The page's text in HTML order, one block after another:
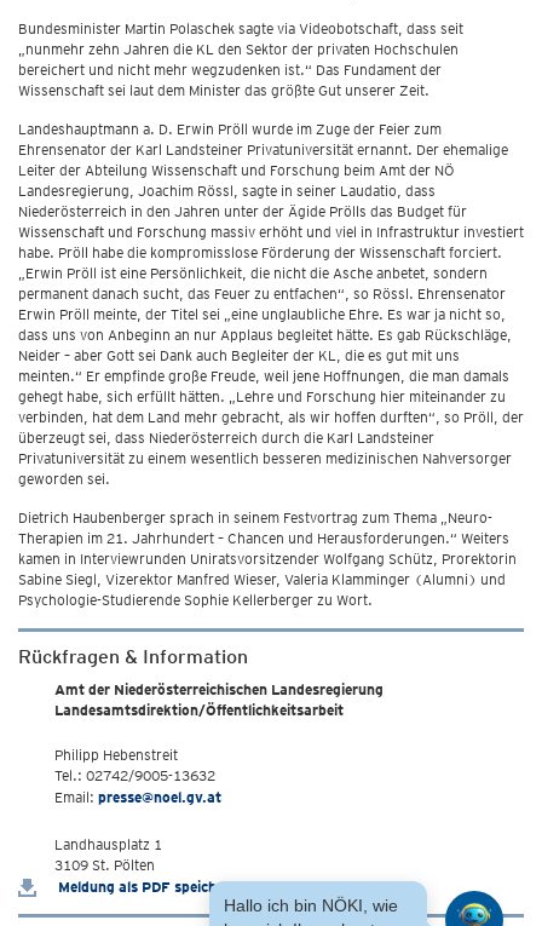
Bundesminister Martin Polaschek sagte via Videobotschaft, dass seit
„nunmehr zehn Jahren die KL den Sektor der privaten Hochschulen
bereichert und nicht mehr wegzudenken ist.“ Das Fundament der
Wissenschaft sei laut dem Minister das größte Gut unserer Zeit.
Landeshauptmann a. D. Erwin Pröll wurde im Zuge der Feier zum
Ehrensenator der Karl Landsteiner Privatuniversität ernannt. Der ehemalige
Leiter der Abteilung Wissenschaft und Forschung beim Amt der NÖ
Landesregierung, Joachim Rössl, sagte in seiner Laudatio, dass
Niederösterreich in den Jahren unter der Ägide Prölls das Budget für
Wissenschaft und Forschung massiv erhöht und viel in Infrastruktur investiert
habe. Pröll habe die kompromisslose Förderung der Wissenschaft forciert.
„Erwin Pröll ist eine Persönlichkeit, die nicht die Asche anbetet, sondern
permanent danach sucht, das Feuer zu entfachen“, so Rössl. Ehrensenator
Erwin Pröll meinte, der Titel sei „eine unglaubliche Ehre. Es war ja nicht so,
dass uns von Anbeginn an nur Applaus begleitet hätte. Es gab Rückschläge,
Neider – aber Gott sei Dank auch Begleiter der KL, die es gut mit uns
meinten.“ Er empfinde große Freude, weil jene Hoffnungen, die man damals
gehegt habe, sich erfüllt hätten. „Lehre und Forschung hier miteinander zu
verbinden, hat dem Land mehr gebracht, als wir hoffen durften“, so Pröll, der
überzeugt sei, dass Niederösterreich durch die Karl Landsteiner
Privatuniversität zu einem wesentlich besseren medizinischen Nahversorger
geworden sei.
Dietrich Haubenberger sprach in seinem Festvortrag zum Thema „Neuro-
Therapien im 21. Jahrhundert – Chancen und Herausforderungen.“ Weiters
kamen in Interviewrunden Uniratsvorsitzender Wolfgang Schütz, Prorektorin
Sabine Siegl, Vizerektor Manfred Wieser, Valeria Klamminger (Alumni) und
Psychologie-Studierende Sophie Kellerberger zu Wort.
Rückfragen & Information
Amt der Niederösterreichischen Landesregierung
Landesamtsdirektion/Öffentlichkeitsarbeit
Philipp Hebenstreit
Tel.: 02742/9005-13632
Email: presse@noel.gv.at
Landhausplatz 1
3109 St. Pölten
Meldung als PDF speichern
Hallo ich bin NÖKI, wie